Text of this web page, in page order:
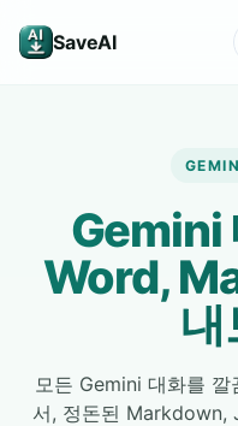
SaveAI
Gemini
Word,
내
모든 Gemini 대화를
서, 정돈된 Markdown,